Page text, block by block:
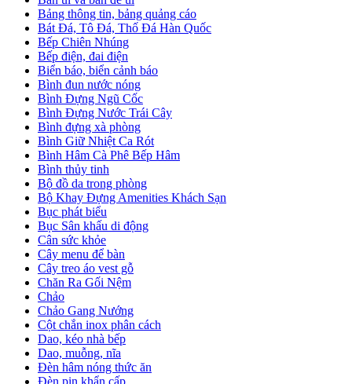
Bảng thông tin, bảng quảng cáo
Bát Đá, Tô Đá, Thố Đá Hàn Quốc
Bếp Chiên Nhúng
Bếp điện, đai điện
Biển báo, biển cảnh báo
Bình đun nước nóng
Bình Đựng Ngũ Cốc
Bình Đựng Nước Trái Cây
Bình đựng xà phòng
Bình Giữ Nhiệt Ca Rót
Bình Hâm Cà Phê Bếp Hâm
Bình thủy tinh
Bộ đồ da trong phòng
Bộ Khay Đựng Amenities Khách Sạn
Bục phát biểu
Bục Sân khấu di động
Cân sức khỏe
Cây menu để bàn
Cây treo áo vest gỗ
Chăn Ra Gối Nệm
Chảo
Chảo Gang Nướng
Cột chắn inox phân cách
Dao, kéo nhà bếp
Dao, muỗng, nĩa
Đèn hâm nóng thức ăn
Đèn pin khẩn cấp